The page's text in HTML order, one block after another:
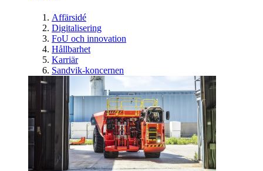
Affärsidé
Digitalisering
FoU och innovation
Hållbarhet
Karriär
Sandvik-koncernen